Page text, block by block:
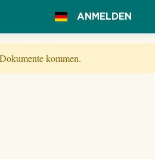
ANMELDEN
kommen.